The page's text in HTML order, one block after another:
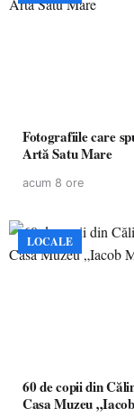
Fotografiile care
Artă Satu Mare
acum 8 ore
LOCALE
60 de copii din
Casa Muzeu